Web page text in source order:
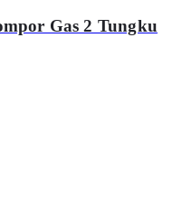
Gas 2 Tungku